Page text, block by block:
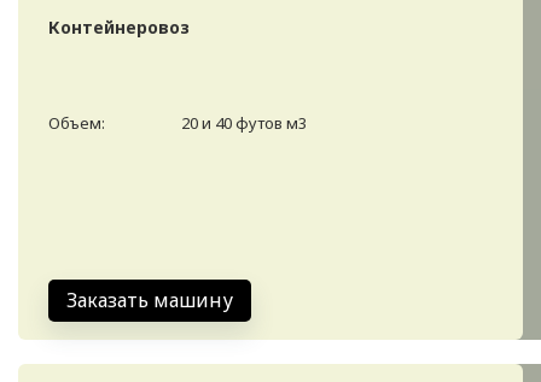
Контейнеровоз
Объем: 20 и 40 футов м3
Заказать машину